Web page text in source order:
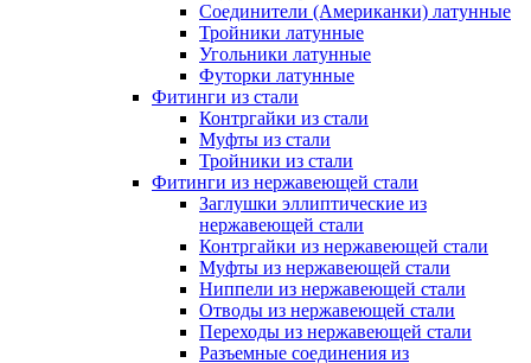
Соединители (Американки) латунные
Тройники латунные
Угольники латунные
Футорки латунные
Фитинги из стали
Контргайки из стали
Муфты из стали
Тройники из стали
Фитинги из нержавеющей стали
Заглушки эллиптические из
нержавеющей стали
Контргайки из нержавеющей стали
Муфты из нержавеющей стали
Ниппели из нержавеющей стали
Отводы из нержавеющей стали
Переходы из нержавеющей стали
Разъемные соединения из